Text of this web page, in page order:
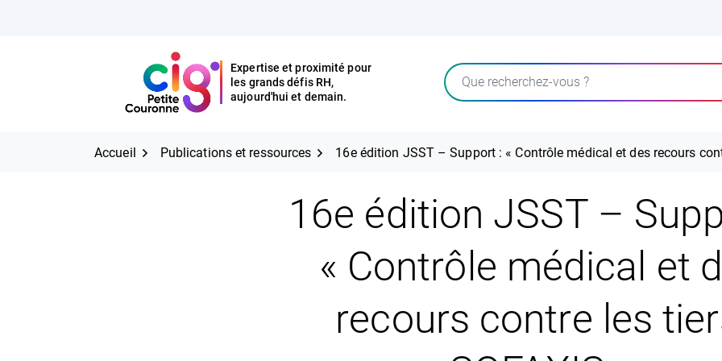
CIG Petite Couronne
Expertise et proximité pour
les grands défis RH,
aujourd'hui et demain.
Rechercher
CIG Petite Couronne
Expertise et proximité pour
les grands défis RH,
aujourd'hui et demain.
Accueil Publications et ressources 16e édition JSST – Support : « Contrôle médical et des recours
16e édition JSST –
« Contrôle médical et
recours contre les